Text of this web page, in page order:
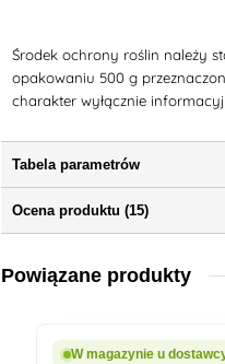
Środek ochrony roślin należy
opakowaniu 500 g
charakter wyłącznie
Tabela parametrów
Ocena produktu (15)
Powiązane produkty
W magazynie u